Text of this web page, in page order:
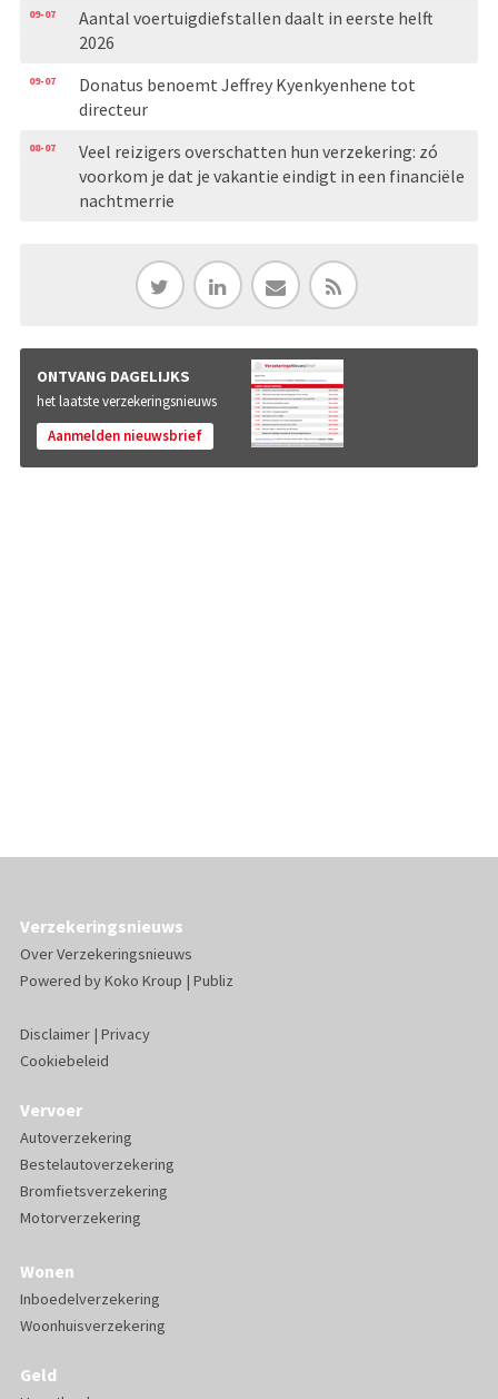
09-07
Aantal voertuigdiefstallen daalt in eerste helft
2026
09-07
Donatus benoemt Jeffrey Kyenkyenhene tot
directeur
08-07
Veel reizigers overschatten hun verzekering: zó
voorkom je dat je vakantie eindigt in een financiële
nachtmerrie
ONTVANG DAGELIJKS
het laatste verzekeringsnieuws
Aanmelden nieuwsbrief
Verzekeringsnieuws
Over Verzekeringsnieuws
Powered byKoko Kroup | Publiz
Disclaimer| Privacy
Cookiebeleid
Vervoer
Autoverzekering
Bestelautoverzekering
Bromfietsverzekering
Motorverzekering
Wonen
Inboedelverzekering
Woonhuisverzekering
Geld